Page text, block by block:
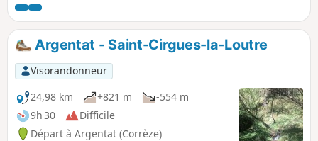
de Merle à Saint-Cirgues-La-Loutre. La
seconde étape nous portera vers Saint-
Julien-aux-Bois, Saint-Privat, Darazac afin de
gagner le Rieu à quelques encablures du
Barrage du Chastang. La troisième et
dernière étape longera la Dordogne vers le
Lac de Feyt en direction de Servières-le-
Château et Charlannes vers le retour sur
Argentat.
Argentat - Saint-Cirgues-la-Loutre
Visorandonneur
24,98 km
+821 m
-554 m
9h 30
Difficile
Départ à Argentat (Corrèze)